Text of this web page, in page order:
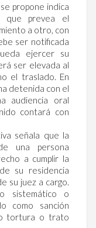
propone indica
que prevea el
a otro, con
ser notificada
ejercer su
ser elevada al
el traslado. En
detenida con el
audiencia oral
contará con
señala que la
una persona
a cumplir la
su residencia
su juez a cargo.
sistemático o
como sanción
tortura o trato